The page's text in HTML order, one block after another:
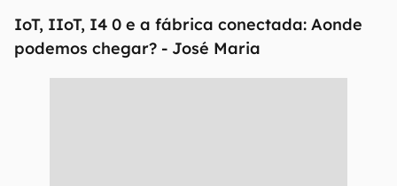
IoT, IIoT, I4 0 e a fábrica conectada: Aonde
podemos chegar? - José Maria